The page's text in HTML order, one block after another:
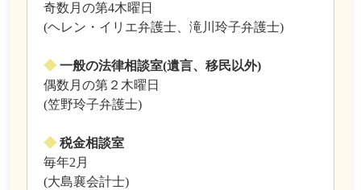
奇数月の第4木曜日
(ヘレン・イリエ弁護士、滝川玲子弁護士)
◆一般の法律相談室(遺言、移民以外)
偶数月の第２木曜日
(笠野玲子弁護士)
◆税金相談室
毎年2月
(大島襄会計士)